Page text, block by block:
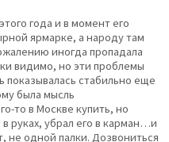
года и в момент его
ярмарке, а народу там
иногда пропадала
видимо, но эти проблемы
показывалась стабильно еще
была мысль
то в Москве купить, но
руках, убрал его в карман…и
не одной палки. Дозвониться